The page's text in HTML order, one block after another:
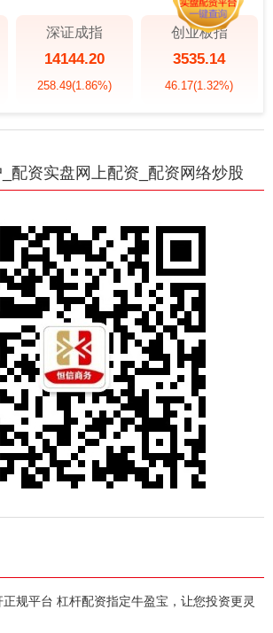
深证成指
14144.20
258.49(1.86%)
创业板指
3535.14
46.17(1.32%)
配资实盘网上配资_配资网络炒股
规平台 杠杆配资指定牛盈宝，让您投资更灵